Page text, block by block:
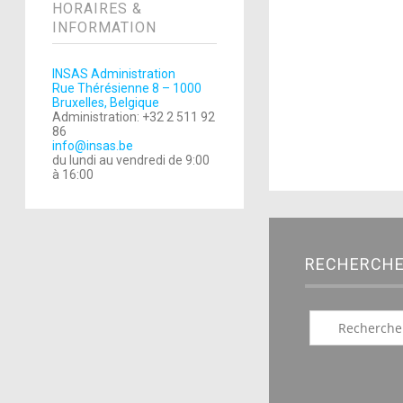
HORAIRES &
INFORMATION
INSAS Administration
Rue Thérésienne 8 – 1000
Bruxelles, Belgique
Administration: +32 2 511 92
86
info@insas.be
du lundi au vendredi de 9:00
à 16:00